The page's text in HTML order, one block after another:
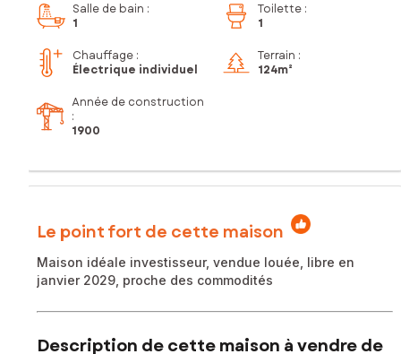
Salle de bain :
1
Toilette :
1
Chauffage :
Électrique individuel
Terrain :
124m²
Année de construction
:
1900
Le point fort de cette maison
Maison idéale investisseur, vendue louée, libre en
janvier 2029, proche des commodités
Description de cette maison à vendre de